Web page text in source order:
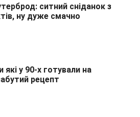
ситний сніданок з
ну дуже смачно
які у 90-х готували на
рецепт